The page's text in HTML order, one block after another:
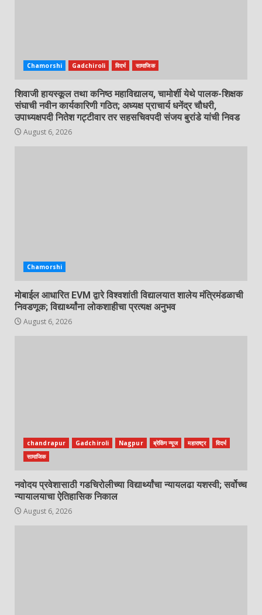
Chamorshi Gadchiroli विदर्भ सामाजिक
शिवाजी हायस्कूल तथा कनिष्ठ महाविद्यालय, चामोर्शी येथे पालक-शिक्षक
संघाची नवीन कार्यकारिणी गठित; अध्यक्ष प्राचार्य धनेंद्र चौधरी,
उपाध्यक्षपदी नितेश गट्टीवार तर सहसचिवपदी संजय बुरांडे यांची निवड
August 6, 2026
Chamorshi
मोबाईल आधारित EVM द्वारे विश्वशांती विद्यालयात शालेय मंत्रिमंडळाची
निवडणूक; विद्यार्थ्यांना लोकशाहीचा प्रत्यक्ष अनुभव
August 6, 2026
chandrapur Gadchiroli Nagpur ब्रेकिंग न्यूज महाराष्ट्र
विदर्भ
सामाजिक
नवोदय प्रवेशासाठी गडचिरोलीच्या विद्यार्थ्यांचा न्यायलढा यशस्वी; सर्वोच्च
न्यायालयाचा ऐतिहासिक निकाल
August 6, 2026